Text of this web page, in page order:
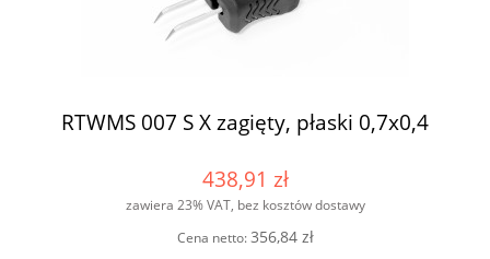
RTWMS 007 S X zagięty, płaski 0,7x0,4
438,91 zł
zawiera 23% VAT, bez kosztów dostawy
Cena netto:356,84 zł